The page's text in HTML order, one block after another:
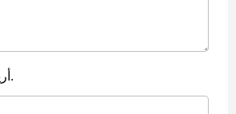
أريد ردًا على رأيي.